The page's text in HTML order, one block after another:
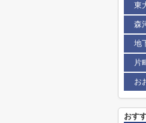
東
森
地
片
お
おす